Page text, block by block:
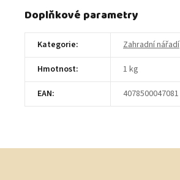
Doplňkové parametry
Kategorie:
Zahradní nářadí
Hmotnost:
1 kg
EAN: 4078500047081
Z